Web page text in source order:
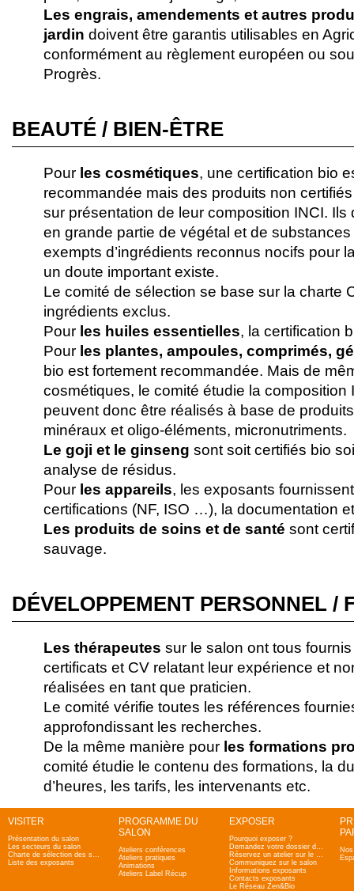
Les engrais, amendements et autres
jardin doivent être garantis utilisables en
conformément au règlement européen ou
Progrès.
BEAUTÉ / BIEN-ÊTRE
Pour les cosmétiques, une certification bio
recommandée mais des produits non
sur présentation de leur composition INCI.
en grande partie de végétal et de
exempts d’ingrédients reconnus nocifs pour
un doute important existe.
Le comité de sélection se base sur la charte
ingrédients exclus.
Pour les huiles essentielles, la certification
Pour les plantes, ampoules, comprimés,
bio est fortement recommandée. Mais de
cosmétiques, le comité étudie la composition
peuvent donc être réalisés à base de
minéraux et oligo-éléments, micronutriments.
Le goji et le ginseng sont soit certifiés bio
analyse de résidus.
Pour les appareils, les exposants
certifications (NF, ISO …), la documentation
Les produits de soins et de santé sont
sauvage.
DÉVELOPPEMENT PERSONNEL /
Les thérapeutes sur le salon ont tous
certificats et CV relatant leur expérience et
réalisées en tant que praticien.
Le comité vérifie toutes les références
approfondissant les recherches.
De la même manière pour les formations
comité étudie le contenu des formations, la
d’heures, les tarifs, les intervenants etc.
VISITER
Présentation du salon
Les secteurs du salon
Charte de sélection des salons Zen & Bio
Liste des exposants
PROGRAMME DU
SALON
Ateliers conférences
Ateliers pratiques
Animations
Ateliers Label Récup
EXPOSER
Pourquoi exposer ?
Demandez votre dossier d'admission
Réservez un atelier sur le salon
Communiquez sur le salon
Informations exposants
Contacts exposants
Le Réseau Zen&Bio